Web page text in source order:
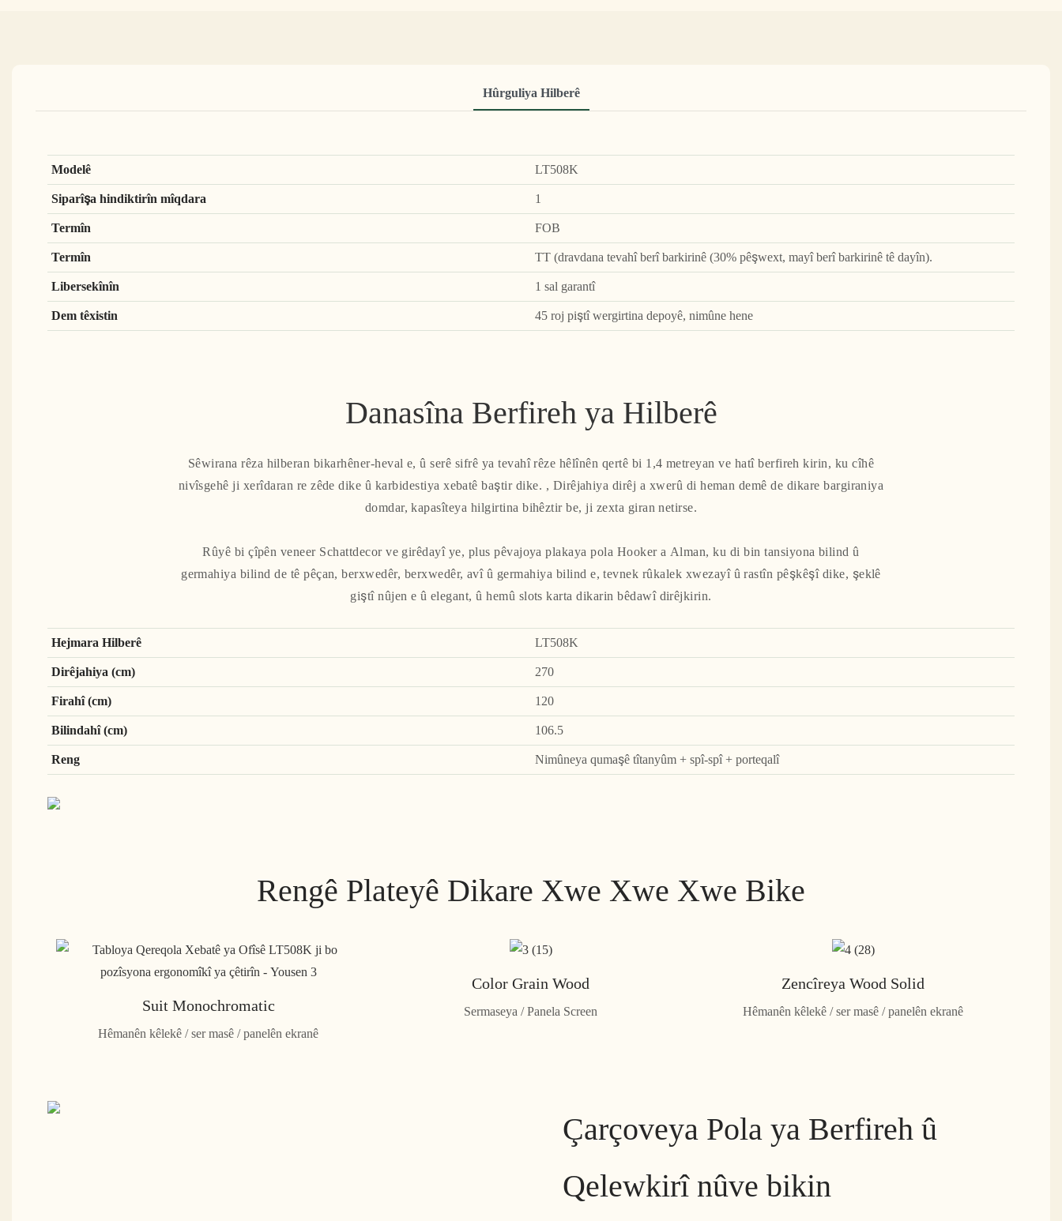
Hûrguliya Hilberê
Modelê
LT508K
Siparîşa hindiktirîn mîqdara
1
Termîn
FOB
Termîn
TT (dravdana tevahî berî barkirinê (30% pêşwext, mayî berî barkirinê tê dayîn).
Libersekînîn
1 sal garantî
Dem têxistin
45 roj piştî wergirtina depoyê, nimûne hene
Danasîna Berfireh ya Hilberê
Sêwirana rêza hilberan bikarhêner-heval e, û serê sifrê ya tevahî rêze hêlînên qertê bi 1,4 metreyan ve hatî berfireh kirin, ku cîhê
nivîsgehê ji xerîdaran re zêde dike û karbidestiya xebatê baştir dike. , Dirêjahiya dirêj a xwerû di heman demê de dikare bargiraniya
domdar, kapasîteya hilgirtina bihêztir be, ji zexta giran netirse.
Rûyê bi çîpên veneer Schattdecor ve girêdayî ye, plus pêvajoya plakaya pola Hooker a Alman, ku di bin tansiyona bilind û
germahiya bilind de tê pêçan, berxwedêr, berxwedêr, avî û germahiya bilind e, tevnek rûkalek xwezayî û rastîn pêşkêşî dike, şeklê
giştî nûjen e û elegant, û hemû slots karta dikarin bêdawî dirêjkirin.
Hejmara Hilberê
LT508K
Dirêjahiya (cm)
270
Firahî (cm)
120
Bilindahî (cm)
106.5
Reng
Nimûneya qumaşê tîtanyûm + spî-spî + porteqalî
Rengê Plateyê Dikare Xwe Xwe Xwe Bike
Suit Monochromatic
Hêmanên kêlekê / ser masê / panelên ekranê
Color Grain Wood
Sermaseya / Panela Screen
Zencîreya Wood Solid
Hêmanên kêlekê / ser masê / panelên ekranê
Çarçoveya Pola ya Berfireh û
Qelewkirî nûve bikin